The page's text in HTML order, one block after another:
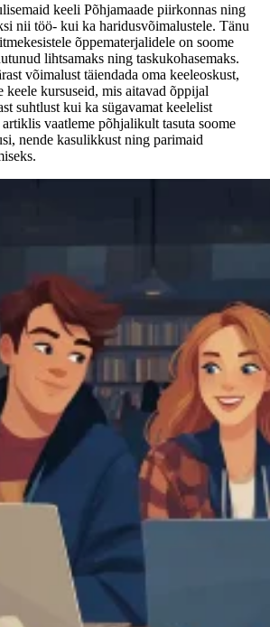
keeli Põhjamaade piirkonnas ning
nii töö- kui ka haridusvõimalustele. Tänu
õppematerjalidele on soome
lihtsamaks ning taskukohasemaks.
võimalust täiendada oma keeleoskust,
keele kursuseid, mis aitavad õppijal
suhtlust kui ka sügavamat keelelist
vaatleme põhjalikult tasuta soome
nende kasulikkust ning parimaid